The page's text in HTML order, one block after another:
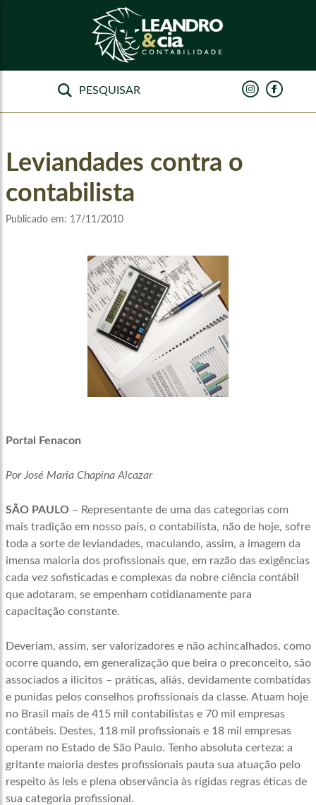
Leviandades contra o
contabilista
Publicado em: 17/11/2010
Portal Fenacon
Por José Maria Chapina Alcazar
SÃO PAULO– Representante de uma das categorias com
mais tradição em nosso país, o contabilista, não de hoje, sofre
toda a sorte de leviandades, maculando, assim, a imagem da
imensa maioria dos profissionais que, em razão das exigências
cada vez sofisticadas e complexas da nobre ciência contábil
que adotaram, se empenham cotidianamente para
capacitação constante.
Deveriam, assim, ser valorizadores e não achincalhados, como
ocorre quando, em generalização que beira o preconceito, são
associados a ilícitos – práticas, aliás, devidamente combatidas
e punidas pelos conselhos profissionais da classe. Atuam hoje
no Brasil mais de 415 mil contabilistas e 70 mil empresas
contábeis. Destes, 118 mil profissionais e 18 mil empresas
operam no Estado de São Paulo. Tenho absoluta certeza: a
gritante maioria destes profissionais pauta sua atuação pelo
respeito às leis e plena observância às rígidas regras éticas de
sua categoria profissional.